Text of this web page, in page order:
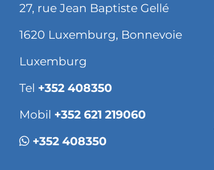
27, rue Jean Baptiste Gellé
1620 Luxemburg, Bonnevoie
Luxemburg
Tel +352 408350
Mobil +352 621 219060
+352 408350